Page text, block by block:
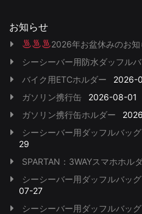
お知らせ
2026年お盆休みのお知
シーシーバー用防水ダッフル
バイク用ETCホルダー
2026-
ガソリン携行缶
2026-08-01
ガソリン携行缶ホルダー
シーシーバー用ダッフルバッ
29
SPARTAN：3WAYスマホホル
シーシーバー用ダッフルバッ
07-27
シーシーバー用ダッフルバッグ